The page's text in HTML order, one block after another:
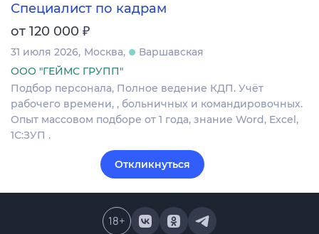
Специалист по кадрам
от 120 000 ₽
31 июля 2026 Москва
Варшавская
ООО "ГЕЙМС ГРУПП"
Подбор персонала, Полное ведение КДП. Учёт
рабочего времени, , больничных и командировочных.
Опыт массовом подборе от 1 года, знание Word, Excel,
1С:ЗУП .
Откликнуться
18+